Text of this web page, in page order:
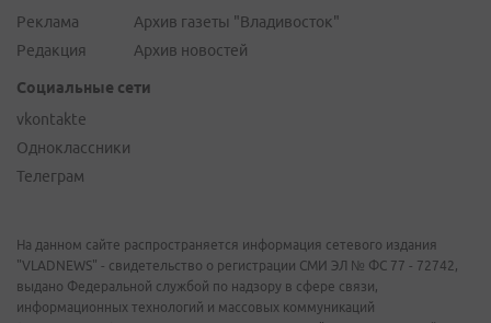
Реклама
Редакция
Архив газеты "Владивосток"
Архив новостей
Социальные сети
vkontakte
Одноклассники
Телеграм
На данном сайте распространяется информация сетевого издания
"VLADNEWS" - свидетельство о регистрации СМИ ЭЛ № ФС 77 - 72742,
выдано Федеральной службой по надзору в сфере связи,
информационных технологий и массовых коммуникаций